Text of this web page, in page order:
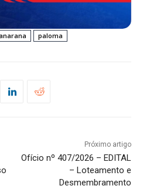
paloma
Próximo artigo
Ofício nº 407/2026 – EDITAL
– Loteamento e
Desmembramento